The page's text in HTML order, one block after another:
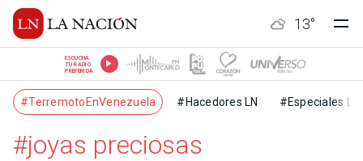
13°
ESCUCHÁ
TU RADIO
PREFERIDA
#TerremotoEnVenezuela #Hacedores LN #Especiales LN
#joyas preciosas